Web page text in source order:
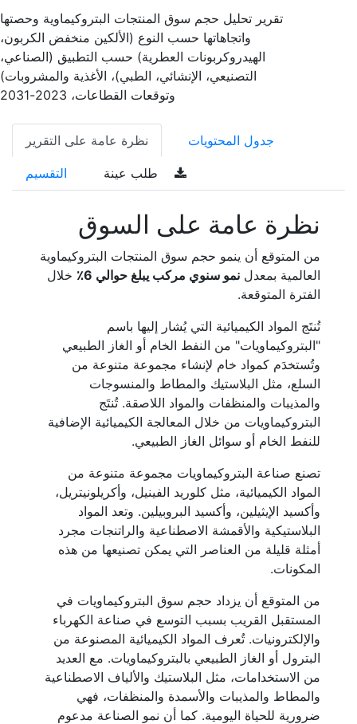
تقرير تحليل حجم سوق المنتجات البتروكيماوية وحصتها
واتجاهاتها حسب النوع (الألكين منخفض الكربون،
الهيدروكربونات العطرية) حسب التطبيق (الصناعي،
التصنيعي، الإنشائي، الطبي)، الأغذية والمشروبات)
وتوقعات القطاعات، 2023-2031
نظرة عامة على التقرير جدول المحتويات
التقسيم
نظرة عامة على السوق
من المتوقع أن ينمو حجم سوق المنتجات البتروكيماوية
العالمية بمعدل نمو سنوي مركب يبلغ حوالي 6٪
خلال
الفترة المتوقعة.
تُنتَج المواد الكيميائية التي يُشار إليها باسم
"البتروكيماويات" من النفط الخام أو الغاز الطبيعي
وتُستخدَم كمواد خام لإنشاء مجموعة متنوعة من
السلع، مثل البلاستيك والمطاط والمنسوجات
والمذيبات والمنظفات والمواد اللاصقة. تُنتَج
البتروكيماويات من خلال المعالجة الكيميائية الإضافية
للنفط الخام أو سوائل الغاز الطبيعي.
تصنع صناعة البتروكيماويات مجموعة متنوعة من
المواد الكيميائية، مثل كلوريد الفينيل، وأكريلونيتريل،
وأكسيد الإيثيلين، وأكسيد البروبيلين. وتعد المواد
البلاستيكية والأقمشة الاصطناعية والراتنجات مجرد
أمثلة قليلة من العناصر التي يمكن تصنيعها من هذه
المكونات.
من المتوقع أن يزداد حجم سوق البتروكيماويات في
المستقبل القريب بسبب التوسع في صناعة الكهرباء
والإلكترونيات. تُعرف المواد الكيميائية المصنوعة من
البترول أو الغاز الطبيعي بالبتروكيماويات. مع العديد
من الاستخدامات، مثل البلاستيك والألياف الاصطناعية
والمطاط والمذيبات والأسمدة والمنظفات، فهي
ضرورية للحياة اليومية. كما أن نمو الصناعة مدعوم